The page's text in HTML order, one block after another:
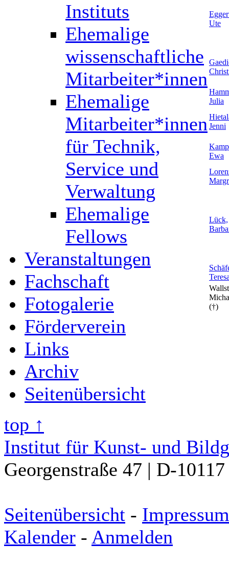
Instituts
Ehemalige
wissenschaftliche
Mitarbeiter*innen
Ehemalige
Mitarbeiter*innen
für Technik,
Service und
Verwaltung
Ehemalige
Fellows
Veranstaltungen
Fachschaft
Fotogalerie
Förderverein
Links
Archiv
Seitenübersicht
Ute
Julia
Jenni
Ewa
Lück,
(†)
top ↑
Institut für Kunst- und
Georgenstraße 47 | D-
Seitenübersicht - Impressum
Kalender - Anmelden